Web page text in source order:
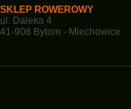
SKLEP ROWEROWY
ul. Daleka 4
41-908 Bytom - Miechowice